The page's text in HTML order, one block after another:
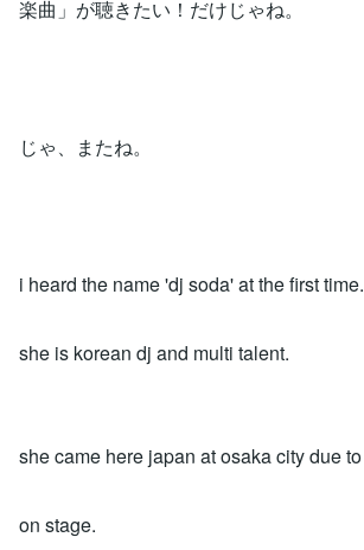
楽曲」が聴きたい！だけじゃね。
じゃ、またね。
i heard the name 'dj soda' at the first time.
she is korean dj and multi talent.
she came here japan at osaka city due to
on stage.